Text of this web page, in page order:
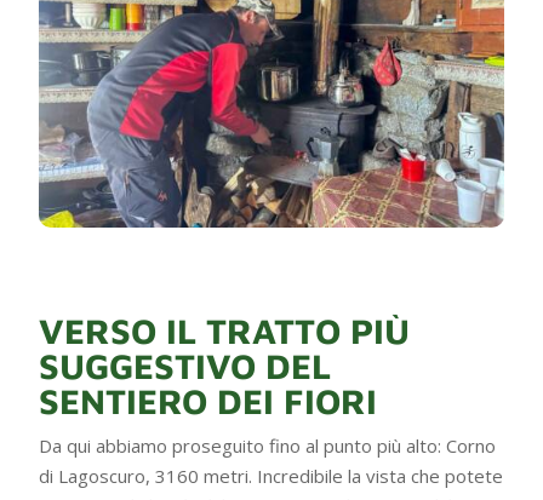
VERSO IL TRATTO PIÙ
SUGGESTIVO DEL
SENTIERO DEI FIORI
Da qui abbiamo proseguito fino al punto più alto: Corno
di Lagoscuro, 3160 metri. Incredibile la vista che potete